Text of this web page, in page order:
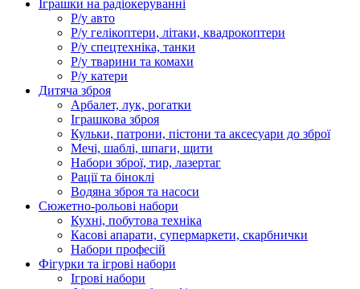
Іграшки на радіокеруванні
Р/у авто
Р/у гелікоптери, літаки, квадрокоптери
Р/у спецтехніка, танки
Р/у тварини та комахи
Р/у катери
Дитяча зброя
Арбалет, лук, рогатки
Іграшкова зброя
Кульки, патрони, пістони та аксесуари до зброї
Мечі, шаблі, шпаги, щити
Набори зброї, тир, лазертаг
Рації та біноклі
Водяна зброя та насоси
Сюжетно-рольові набори
Кухні, побутова техніка
Касові апарати, супермаркети, скарбнички
Набори професій
Фігурки та ігрові набори
Ігрові набори